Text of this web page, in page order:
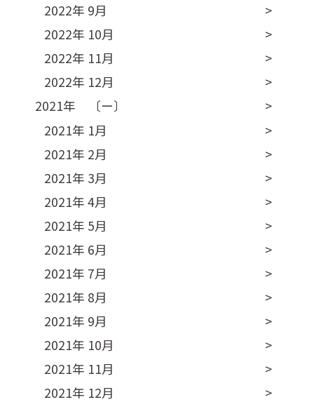
2022年 9月
2022年 10月
2022年 11月
2022年 12月
2021年 〔ー〕
2021年 1月
2021年 2月
2021年 3月
2021年 4月
2021年 5月
2021年 6月
2021年 7月
2021年 8月
2021年 9月
2021年 10月
2021年 11月
2021年 12月